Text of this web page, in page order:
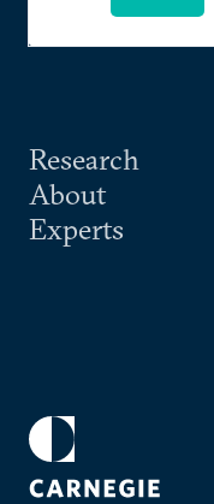
Research
About
Experts